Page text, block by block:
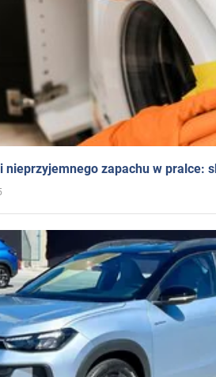
nieprzyjemnego zapachu w pralce: